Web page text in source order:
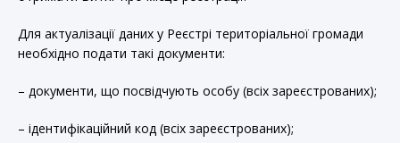
Для актуалізації даних у Реєстрі територіальної громади
необхідно подати такі документи:
– документи, що посвідчують особу (всіх зареєстрованих);
– ідентифікаційний код (всіх зареєстрованих);